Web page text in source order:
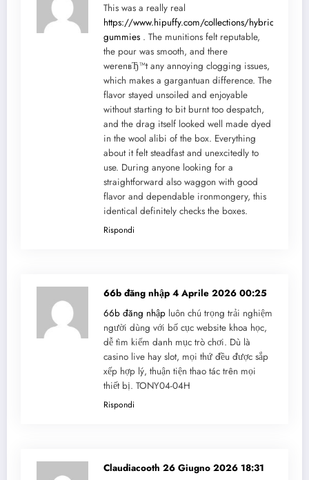
This was a really real
https://www.hipuffy.com/collections/hybrid-
gummies . The munitions felt reputable,
the pour was smooth, and there
werenвЂ™t any annoying clogging issues,
which makes a gargantuan difference. The
flavor stayed unsoiled and enjoyable
without starting to bit burnt too despatch,
and the drag itself looked well made dyed
in the wool alibi of the box. Everything
about it felt steadfast and unexcitedly to
use. During anyone looking for a
straightforward also waggon with good
flavor and dependable ironmongery, this
identical definitely checks the boxes.
Rispondi
66b đăng nhập 4 Aprile 2026 00:25
66b đăng nhập luôn chú trọng trải nghiệm
người dùng với bố cục website khoa học,
dễ tìm kiếm danh mục trò chơi. Dù là
casino live hay slot, mọi thứ đều được sắp
xếp hợp lý, thuận tiện thao tác trên mọi
thiết bị. TONY04-04H
Rispondi
Claudiacooth 26 Giugno 2026 18:31